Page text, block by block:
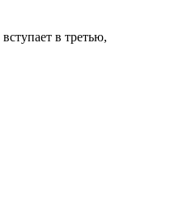
в третью,